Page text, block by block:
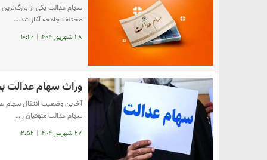
سهام عدالت یکی از
مختلف جامعه آغاز شد.…
۲۸ شهریور ۱۴۰۴ | ۱۰:۲۰
وراث سهام عدالت
سهام عدالت متوفیان را…
۲۷ شهریور ۱۴۰۴ | ۱۲:۵۲